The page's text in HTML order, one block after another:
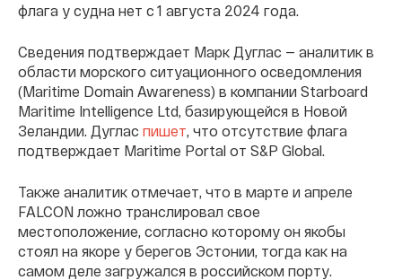
флага у судна нет с 1 августа 2024 года.
Сведения подтверждает Марк Дуглас — аналитик в
области морского ситуационного осведомления
(Maritime Domain Awareness) в компании Starboard
Maritime Intelligence Ltd, базирующейся в Новой
Зеландии. Дуглас пишет, что отсутствие флага
подтверждает Maritime Portal от S&P Global.
Также аналитик отмечает, что в марте и апреле
FALCON ложно транслировал свое
местоположение, согласно которому он якобы
стоял на якоре у берегов Эстонии, тогда как на
самом деле загружался в российском порту.